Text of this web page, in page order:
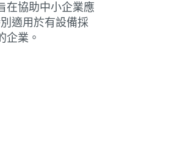
在協助中小企業應
適用於有設備採
企業。